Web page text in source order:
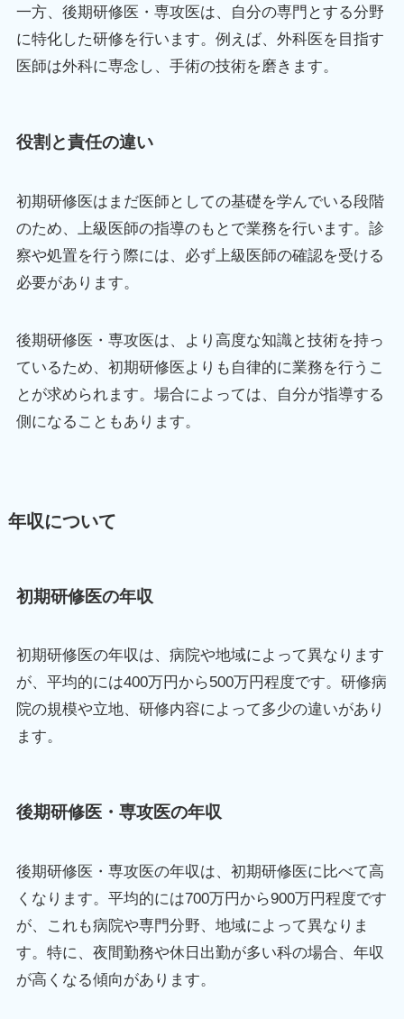
一方、後期研修医・専攻医は、自分の専門とする分野
に特化した研修を行います。例えば、外科医を目指す
医師は外科に専念し、手術の技術を磨きます。
役割と責任の違い
初期研修医はまだ医師としての基礎を学んでいる段階
のため、上級医師の指導のもとで業務を行います。診
察や処置を行う際には、必ず上級医師の確認を受ける
必要があります。
後期研修医・専攻医は、より高度な知識と技術を持っ
ているため、初期研修医よりも自律的に業務を行うこ
とが求められます。場合によっては、自分が指導する
側になることもあります。
年収について
初期研修医の年収
初期研修医の年収は、病院や地域によって異なります
が、平均的には400万円から500万円程度です。研修病
院の規模や立地、研修内容によって多少の違いがあり
ます。
後期研修医・専攻医の年収
後期研修医・専攻医の年収は、初期研修医に比べて高
くなります。平均的には700万円から900万円程度です
が、これも病院や専門分野、地域によって異なりま
す。特に、夜間勤務や休日出勤が多い科の場合、年収
が高くなる傾向があります。